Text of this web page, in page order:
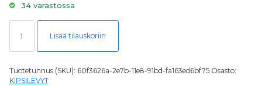
34 varastossa
Kipsilevy LEK 13mm 1200x2600 Erikoiskova määrä
Lisää tilauskoriin
Tuotetunnus (SKU): 60f3626a-2e7b-11e8-91bd-fa163ed6bf75 Osasto:
KIPSILEVYT